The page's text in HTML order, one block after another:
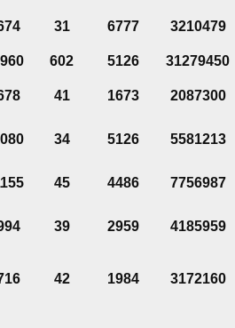
31 6777 3210479
602 5126
31279450
41 1673 2087300
34 5126 5581213
45 4486 7756987
39 2959 4185959
42 1984 3172160